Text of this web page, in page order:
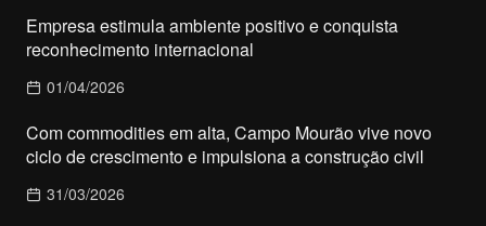
Empresa estimula ambiente positivo e conquista
reconhecimento internacional
01/04/2026
Com commodities em alta, Campo Mourão vive novo
ciclo de crescimento e impulsiona a construção civil
31/03/2026